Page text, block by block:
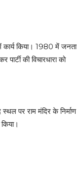
किया। 1980 में जनता
की विचारधारा को
पर राम मंदिर के निर्माण